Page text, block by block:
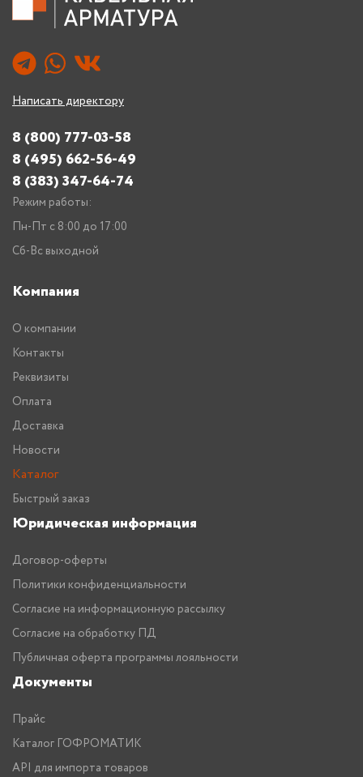
Написать директору
8 (800) 777-03-58
8 (495) 662-56-49
8 (383) 347-64-74
Режим работы:
Пн-Пт с 8:00 до 17:00
Сб-Вс выходной
Компания
О компании
Контакты
Реквизиты
Оплата
Доставка
Новости
Каталог
Быстрый заказ
Юридическая информация
Договор-оферты
Политики конфиденциальности
Согласие на информационную рассылку
Согласие на обработку ПД
Публичная оферта программы лояльности
Документы
Прайс
Каталог ГОФРОМАТИК
API для импорта товаров